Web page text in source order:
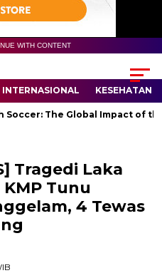
WITH CONTENT
INTERNASIONAL KESEHATAN
The Global Impact of
Tragedi Laka
Tunu
4 Tewas